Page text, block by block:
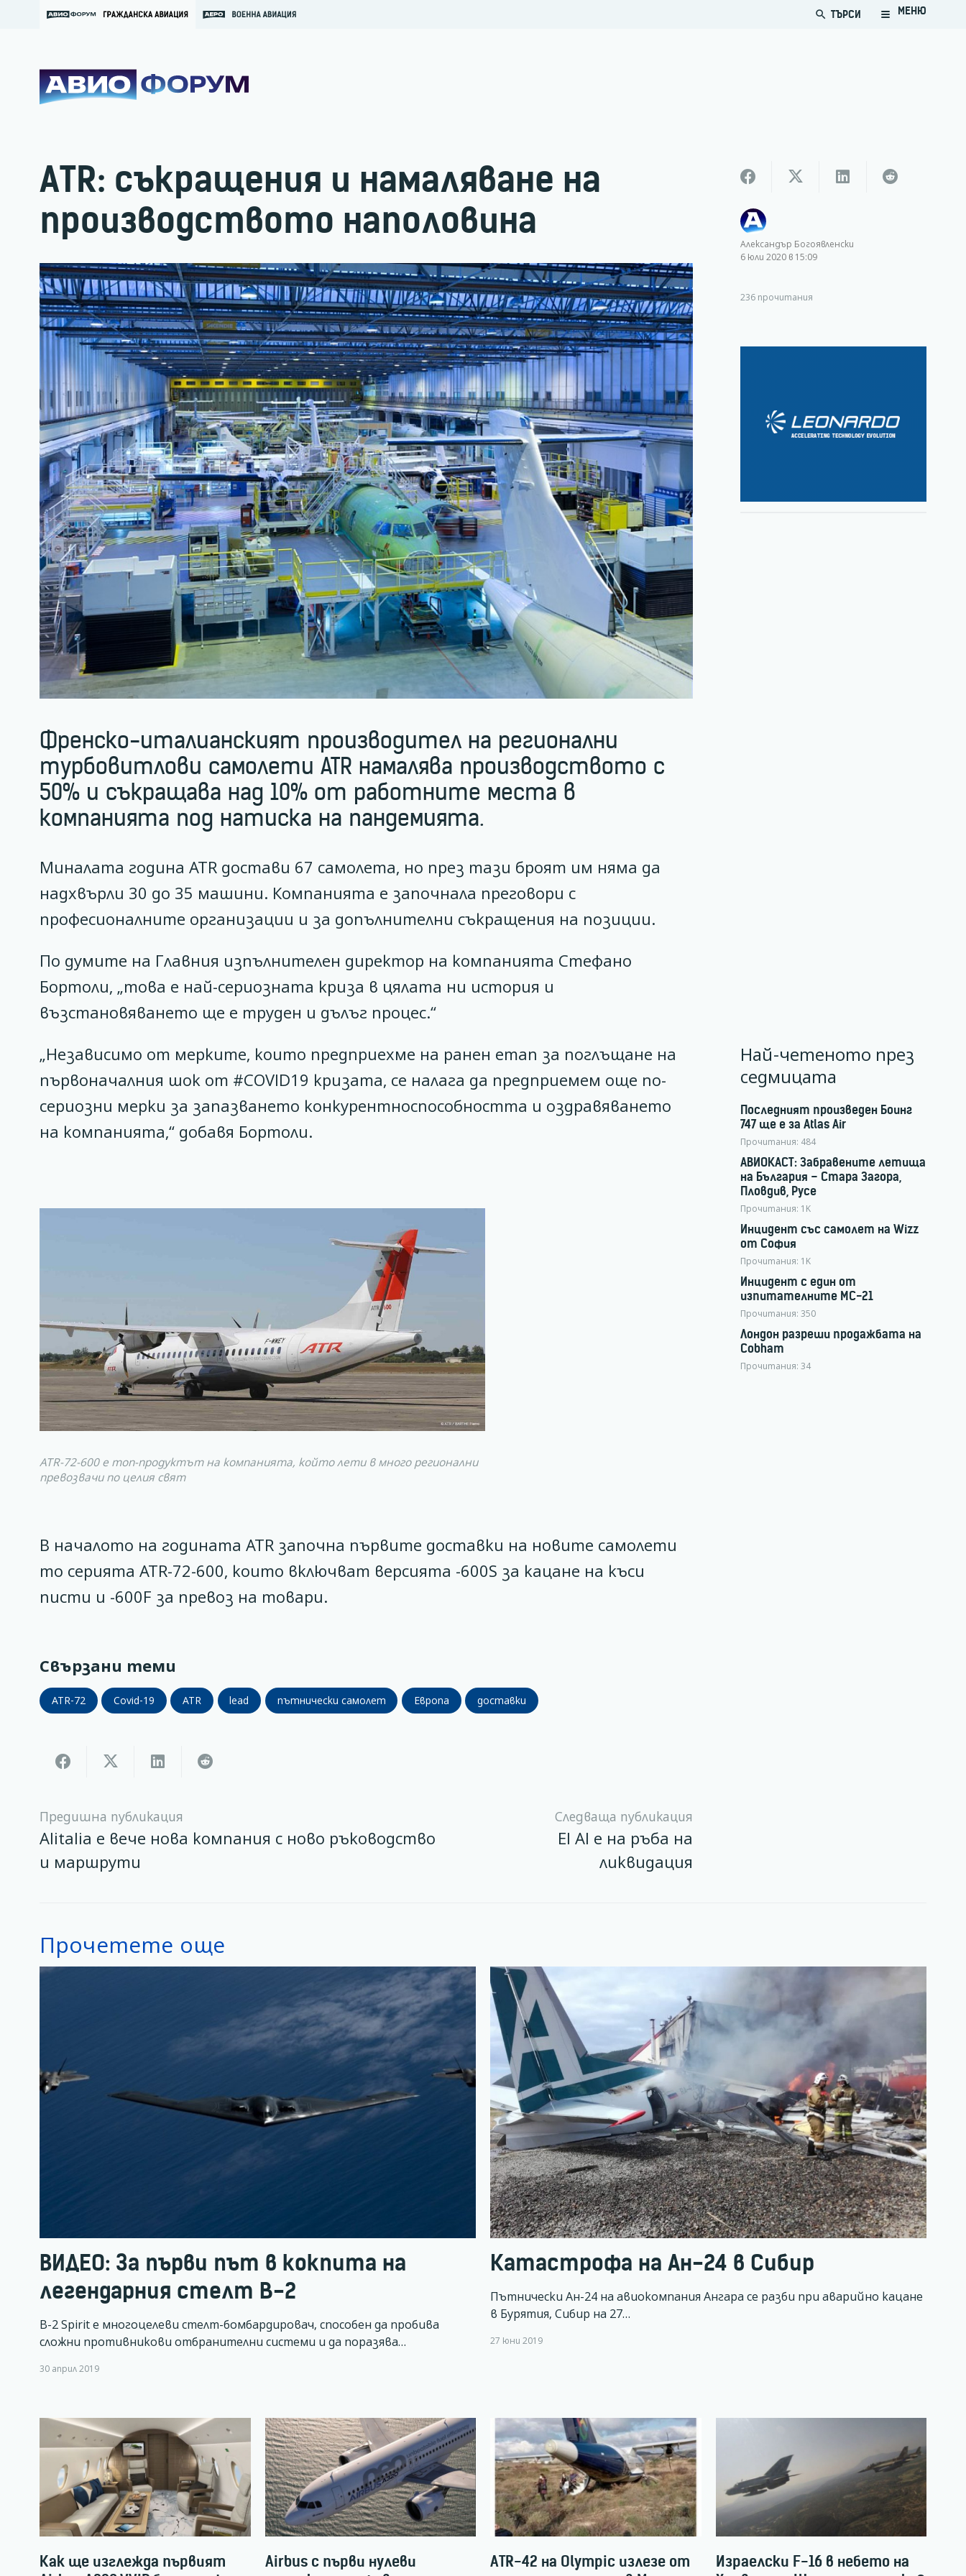
search ТЪРСИ МЕНЮ
ATR: съкращения и намаляване на
производството наполовина
Френско-италианският производител на регионални
турбовитлови самолети ATR намалява производството с
50% и съкращава над 10% от работните места в
компанията под натиска на пандемията.
Миналата година ATR достави 67 самолета, но през тази броят им няма да
надхвърли 30 до 35 машини. Компанията е започнала преговори с
професионалните организации и за допълнителни съкращения на позиции.
По думите на Главния изпълнителен директор на компанията Стефано
Бортоли, „това е най-сериозната криза в цялата ни история и
възстановяването ще е труден и дълъг процес.“
„Независимо от мерките, които предприехме на ранен етап за поглъщане на
първоначалния шок от #COVID19 кризата, се налага да предприемем още по-
сериозни мерки за запазването конкурентноспособността и оздравяването
на компанията,“ добавя Бортоли.
ATR-72-600 е топ-продуктът на компанията, който лети в много регионални
превозвачи по целия свят
В началото на годината ATR започна първите доставки на новите самолети
то серията ATR-72-600, които включват версията -600S за кацане на къси
писти и -600F за превоз на товари.
Свързани теми
ATR-72 Covid-19 ATR lead пътнически самолет Европа доставки
Предишна публикация
Alitalia е вече нова компания с ново ръководство
и маршрути
Следваща публикация
El Al е на ръба на
ликвидация
Александър Богоявленски
6 юли 2020 в 15:09
236 прочитания
Най-четеното през
седмицата
Последният произведен Боинг
747 ще е за Atlas Air
Прочитания: 484
АВИОКАСТ: Забравените летища
на България – Стара Загора,
Пловдив, Русе
Прочитания: 1K
Инцидент със самолет на Wizz
от София
Прочитания: 1K
Инцидент с един от
изпитателните МС-21
Прочитания: 350
Лондон разреши продажбата на
Cobham
Прочитания: 34
Прочетете още
ВИДЕО: За първи път в кокпита на
легендарния стелт B-2
B-2 Spirit е многоцелеви стелт-бомбардировач, способен да пробива
сложни противникови отбранителни системи и да поразява…
30 април 2019
Катастрофа на Ан-24 в Сибир
Пътнически Ан-24 на авиокомпания Ангара се разби при аварийно кацане
в Бурятия, Сибир на 27…
27 юни 2019
Как ще изглежда първият
Airbus с първи нулеви
ATR-42 на Olympic излезе от
Израелски F-16 в небето на